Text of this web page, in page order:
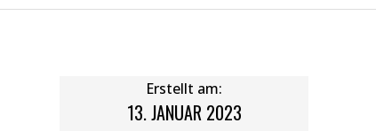
Erstellt am:
13. JANUAR 2023